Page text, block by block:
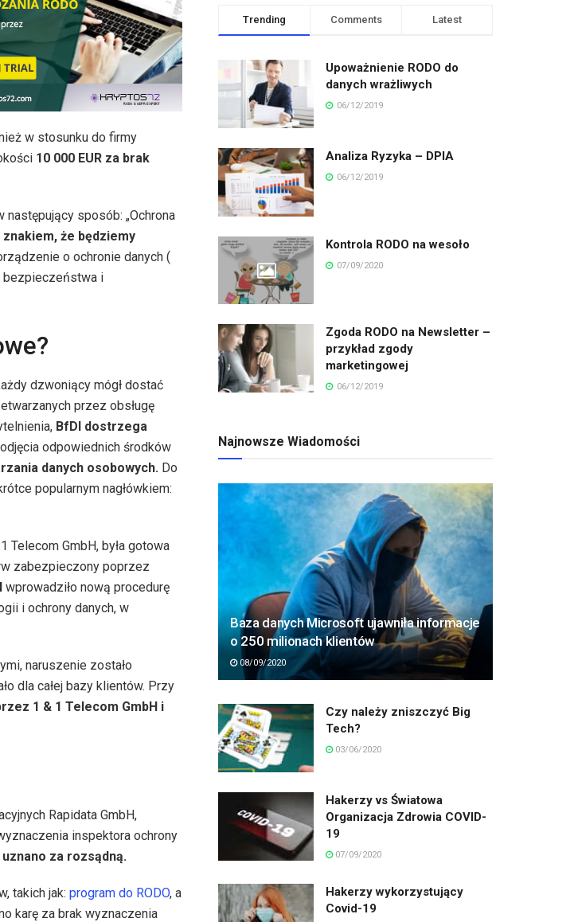
w stosunku do firmy
10 000 EUR za brak
następujący sposób: „Ochrona
że będziemy
o ochronie danych (
bezpieczeństwa i
dzwoniący mógł dostać
przez obsługę
BfDI dostrzega
odpowiednich środków
danych osobowych. Do
popularnym nagłówkiem:
Telecom GmbH, była gotowa
zabezpieczony poprzez
wprowadziło nową procedurę
i ochrony danych, w
naruszenie zostało
dla całej bazy klientów. Przy
1 & 1 Telecom GmbH i
Rapidata GmbH,
inspektora ochrony
za rozsądną.
takich jak: program do RODO, a
karę za brak wyznaczenia
Trending Comments Latest
Upoważnienie RODO do
danych wrażliwych
06/12/2019
Analiza Ryzyka – DPIA
06/12/2019
Kontrola RODO na wesoło
07/09/2020
Zgoda RODO na Newsletter –
przykład zgody
marketingowej
06/12/2019
Najnowsze Wiadomości
Baza danych Microsoft ujawniła informacje
o 250 milionach klientów
08/09/2020
Czy należy zniszczyć Big
Tech?
03/06/2020
Hakerzy vs Światowa
Organizacja Zdrowia COVID-
19
07/09/2020
Hakerzy wykorzystujący
Covid-19